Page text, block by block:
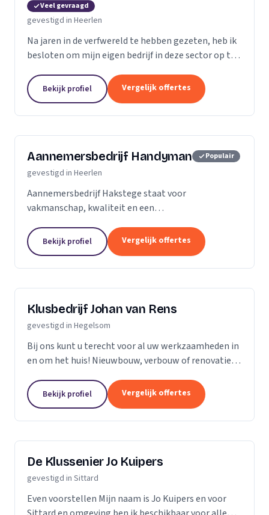
Veel gevraagd
gevestigd in Heerlen
Na jaren in de verfwereld te hebben gezeten, heb ik
besloten om mijn eigen bedrijf in deze sector op te
werk ik vaker nauw samen met een...
Bekijk profiel Vergelijk offertes
Aannemersbedrijf Handyman Populair
gevestigd in Heerlen
Aannemersbedrijf Hakstege staat voor
vakmanschap, kwaliteit en een
meer informatie over onze diensten en leest u hoe u
met ons in contact kunt komen.
Bekijk profiel Vergelijk offertes
Klusbedrijf Johan van Rens
gevestigd in Hegelsom
Bij ons kunt u terecht voor al uw werkzaamheden in
en om het huis! Nieuwbouw, verbouw of renovatie.
een deskundig advies en een offerte op maat.
Bekijk profiel Vergelijk offertes
De Klussenier Jo Kuipers
gevestigd in Sittard
Even voorstellen Mijn naam is Jo Kuipers en voor